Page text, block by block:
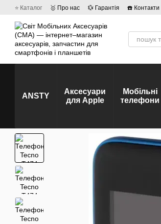
Перейти до основного контенту
⭐ Каталог 🥇 Про нас 💱 Гарантія ☎️ Контакти
ANSTY
Аксесуари
для Apple
Мобільні
телефони